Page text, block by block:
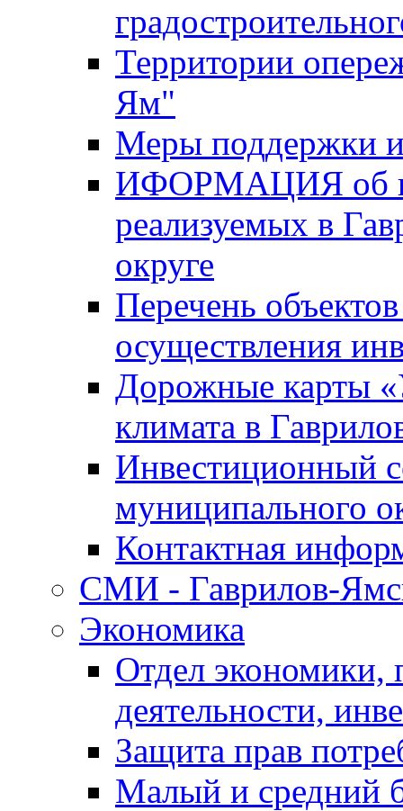
Территории
Ям"
Меры поддержки
ИФОРМАЦИЯ об
реализуемых в
округе
Перечень
осуществления
Дорожные карты
климата в
Инвестиционный
муниципального
Контактная
СМИ - Гаврилов-
Экономика
Отдел экономики,
деятельности,
Защита прав
Малый и средний